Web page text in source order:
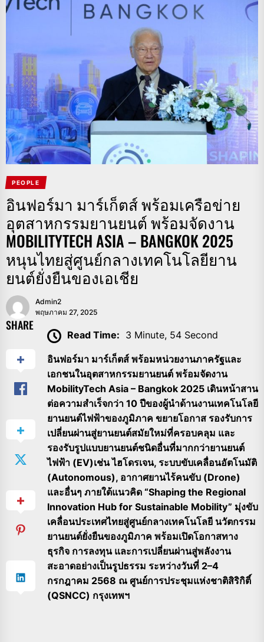
PEOPLE
อินฟอร์มา มาร์เก็ตส์ พร้อมเครือข่าย
อุตสาหกรรมยานยนต์ พร้อมจัดงาน
MOBILITYTECH ASIA – BANGKOK 2025
หนุนไทยสู่ศูนย์กลางเทคโนโลยียาน
ยนต์ยั่งยืนของเอเชีย
Admin2
พฤษภาคม 27, 2025
SHARE
Read Time: 3 Minute, 54 Second
อินฟอร์มา มาร์เก็ตส์ พร้อมหน่วยงานภาครัฐและ
เอกชนในอุตสาหกรรมยานยนต์ พร้อมจัดงาน
MobilityTech Asia – Bangkok 2025 เดินหน้าสาน
ต่อความสำเร็จกว่า 10 ปีของผู้นำด้านงานเทคโนโลยี
ยานยนต์ไฟฟ้าของภูมิภาค ขยายโอกาส รองรับการ
เปลี่ยนผ่านสู่ยานยนต์สมัยใหม่ที่ครอบคลุม และ
รองรับรูปแบบยานยนต์ชนิดอื่นที่มากกว่ายานยนต์
ไฟฟ้า (EV)เช่น ไฮโดรเจน, ระบบขับเคลื่อนอัตโนมัติ
(Autonomous), อากาศยานไร้คนขับ (Drone)
และอื่นๆ ภายใต้แนวคิด “Shaping the Regional
Innovation Hub for Sustainable Mobility” มุ่งขับ
เคลื่อนประเทศไทยสู่ศูนย์กลางเทคโนโลยี นวัตกรรม
ยานยนต์ยั่งยืนของภูมิภาค พร้อมเปิดโอกาสทาง
ธุรกิจ การลงทุน และการเปลี่ยนผ่านสู่พลังงาน
สะอาดอย่างเป็นรูปธรรม ระหว่างวันที่ 2–4
กรกฎาคม 2568 ณ ศูนย์การประชุมแห่งชาติสิริกิติ์
(QSNCC) กรุงเทพฯ